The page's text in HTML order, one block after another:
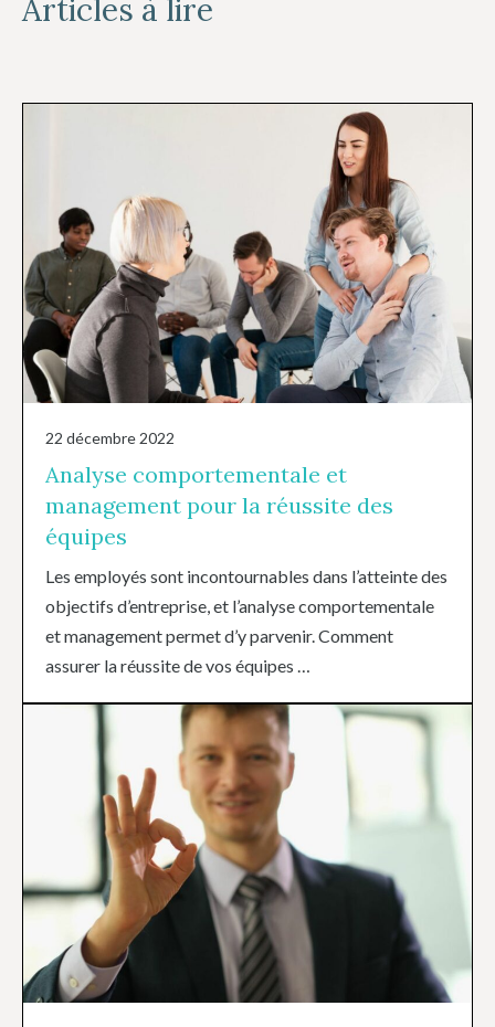
Articles à lire
22 décembre 2022
Analyse comportementale et
management pour la réussite des
équipes
Les employés sont incontournables dans l’atteinte des
objectifs d’entreprise, et l’analyse comportementale
et management permet d’y parvenir. Comment
assurer la réussite de vos équipes …